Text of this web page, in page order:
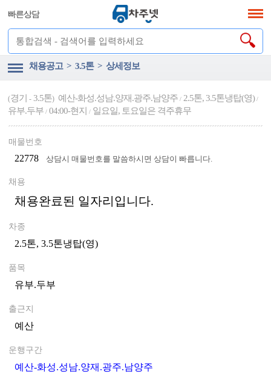
빠른상담
채용공고 > 3.5톤 > 상세정보
(경기 -3.5톤) 예산-화성.성남.양재.광주.남양주/ 2.5톤, 3.5톤냉탑(영)/
유부.두부/ 04:00-현지/ 일요일, 토요일은 격주휴무
매물번호
22778 상담시 매물번호를 말씀하시면 상담이 빠릅니다.
채용
채용완료된 일자리입니다.
차종
2.5톤, 3.5톤냉탑(영)
품목
유부.두부
출근지
예산0
운행구간
예산-화성.성남.양재.광주.남양주